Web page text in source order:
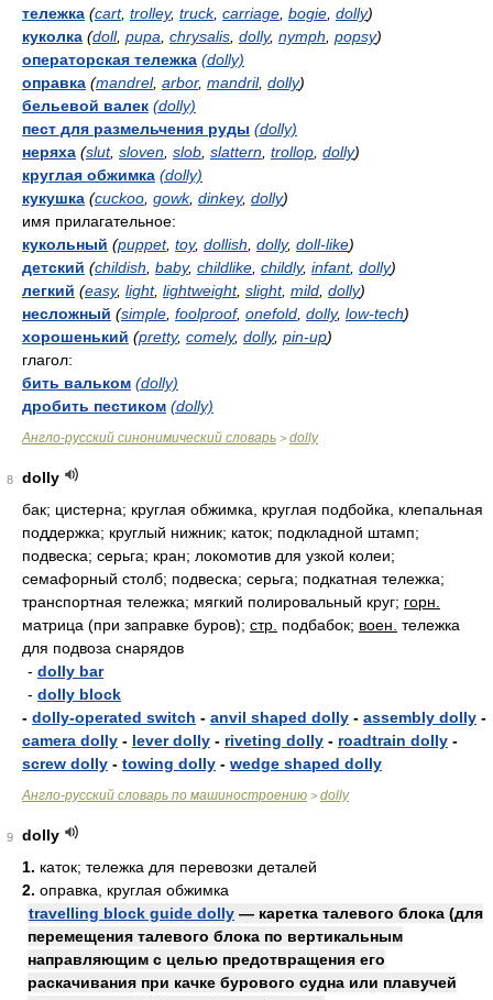
тележка (cart, trolley, truck, carriage bogie dolly)
куколка (doll, pupa chrysalis dolly, nymph popsy)
операторская тележка (dolly)
оправка (mandrel, arbor, mandril, dolly)
бельевой валек (dolly)
пест для размельчения руды (dolly)
неряха (slut, sloven slob slattern trollop dolly)
круглая обжимка (dolly)
кукушка (cuckoo gowk, dinkey, dolly)
имя прилагательное:
кукольный (puppet, toy, dollish dolly, doll-like)
детский (childish baby, childlike childly, infant, dolly)
легкий (easy, light, lightweight, slight, mild dolly)
несложный (simple foolproof, onefold dolly, low-tech)
хорошенький (pretty, comely, dolly, pin-up)
глагол:
бить вальком (dolly)
дробить пестиком (dolly)
Англо-русский синонимический словарь > dolly
8
dolly
бак; цистерна; круглая обжимка, круглая подбойка, клепальная
поддержка; круглый нижник; каток; подкладной штамп;
подвеска; серьга; кран; локомотив для узкой колеи;
семафорный столб; подвеска; серьга; подкатная тележка;
транспортная тележка; мягкий полировальный круг; горн.
матрица (при заправке буров); стр. подбабок; воен. тележка
для подвоза снарядов
- dolly bar
- dolly block
- dolly-operated switch - anvil shaped dolly - assembly dolly -
camera dolly - lever dolly - riveting dolly - roadtrain dolly -
screw dolly - towing dolly - wedge shaped dolly
Англо-русский словарь по машиностроению > dolly
9
dolly
1. каток; тележка для перевозки деталей
2. оправка, круглая обжимка
travelling block guide dolly — каретка талевого блока (для
перемещения талевого блока по вертикальным
направляющим с целью предотвращения его
раскачивания при качке бурового судна или плавучей